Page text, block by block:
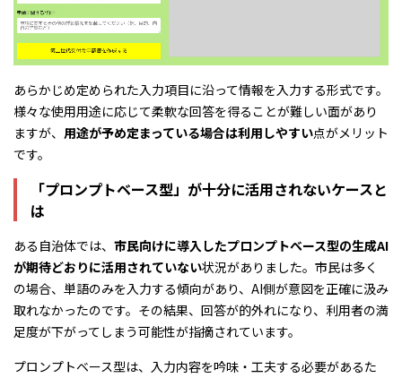
あらかじめ定められた入力項目に沿って情報を入力する形式です。
様々な使用用途に応じて柔軟な回答を得ることが難しい面があり
ますが、 用途が予め定まっている場合は利用しやすい点がメリット
です。
「プロンプトベース型」が十分に活用されないケースと
は
ある自治体では、 市民向けに導入したプロンプトベース型の生成AI
が期待どおりに活用されていない状況がありました。市民は多く
の場合、単語のみを入力する傾向があり、AI側が意図を正確に汲み
取れなかったのです。その結果、回答が的外れになり、利用者の満
足度が下がってしまう可能性が指摘されています。
プロンプトベース型は、入力内容を吟味・工夫する必要があるた